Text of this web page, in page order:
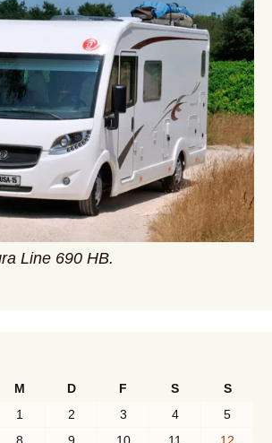
Line 690 HB.
M D F S
S
1
2 3 4
5